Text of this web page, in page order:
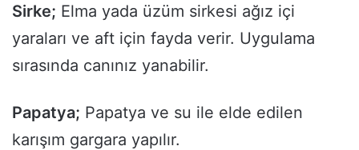
Sirke; Elma yada üzüm sirkesi ağız içi
yaraları ve aft için fayda verir. Uygulama
sırasında canınız yanabilir.
Papatya; Papatya ve su ile elde edilen
karışım gargara yapılır.